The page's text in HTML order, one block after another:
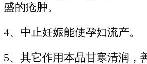
盛的疮肿。
4、中止妊娠能使孕妇流产。
5、其它作用本品甘寒清润，